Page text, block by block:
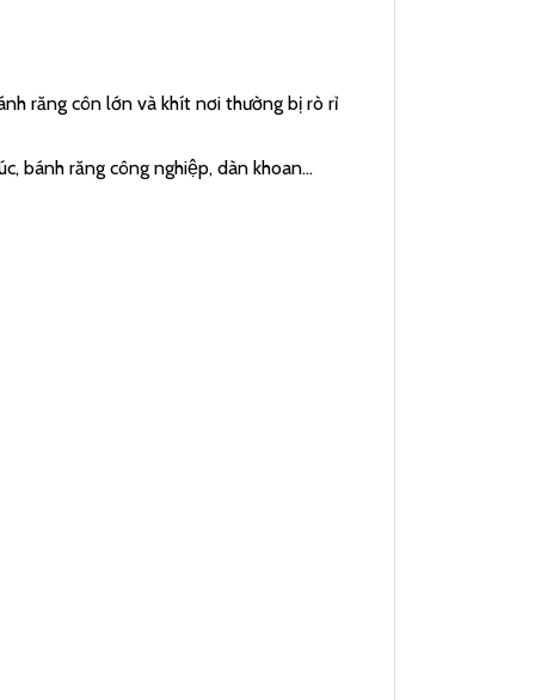
răng côn lớn và khít nơi thường bị rò rỉ
bánh răng công nghiệp, dàn khoan…